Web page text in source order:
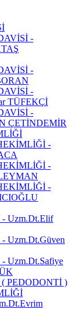
-
-
-
TÜFEKÇİ
-
ÇETİNDEMİR
-
-
-
Uzm.Dt.Elif
Uzm.Dt.Güven
Uzm.Dt.Safiye
PEDODONTİ )